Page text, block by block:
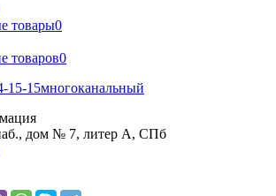
товары0
товаров0
15-15многоканальный
дом № 7, литер А, СПб